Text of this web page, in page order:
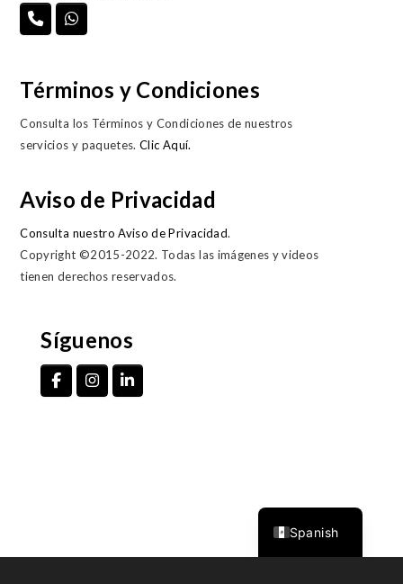
Términos y Condiciones
Consulta los Términos y Condiciones de nuestros
servicios y paquetes.Clic Aquí.
Aviso de Privacidad
Consulta nuestro Aviso de Privacidad.
Copyright ©2015-2022. Todas las imágenes y videos
tienen derechos reservados.
Síguenos
Spanish